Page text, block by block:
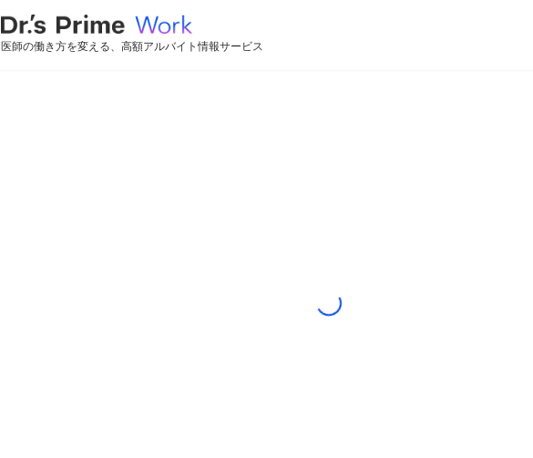
医師の働き方を変える、高額アルバイト情報サービス
Loading...